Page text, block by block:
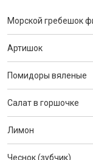
Морской гребешок
Артишок
Помидоры вяленые
Салат в горшочке
Лимон
Чеснок (зубчик)